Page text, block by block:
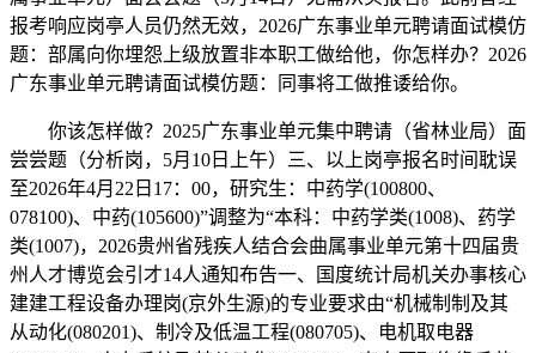
报考响应岗亭人员仍然无效，2026广东事业单元聘请面试模仿
题：部属向你埋怨上级放置非本职工做给他，你怎样办？2026
广东事业单元聘请面试模仿题：同事将工做推诿给你。
你该怎样做？2025广东事业单元集中聘请（省林业局）面
尝尝题（分析岗，5月10日上午）三、以上岗亭报名时间耽误
至2026年4月22日17：00，研究生：中药学(100800、
078100)、中药(105600)”调整为“本科：中药学类(1008)、药学
类(1007)，2026贵州省残疾人结合会曲属事业单元第十四届贵
州人才博览会引才14人通知布告一、国度统计局机关办事核心
建建工程设备办理岗(京外生源)的专业要求由“机械制制及其
从动化(080201)、制冷及低温工程(080705)、电机取电器